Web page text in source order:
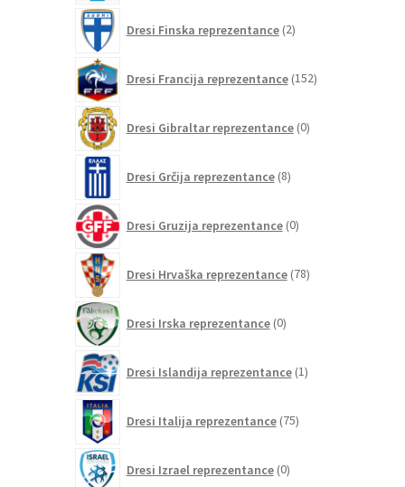
Dresi Finska reprezentance 2izdelka
Dresi Francija reprezentance 152izdelkov
Dresi Gibraltar reprezentance 0izdelkov
Dresi Grčija reprezentance 8izdelkov
Dresi Gruzija reprezentance 0izdelkov
Dresi Hrvaška reprezentance 78izdelkov
Dresi Irska reprezentance 0izdelkov
Dresi Islandija reprezentance 1izdelek
Dresi Italija reprezentance 75izdelkov
Dresi Izrael reprezentance 0izdelkov